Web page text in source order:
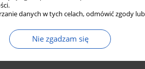
danych w tych celach, odmówić zgody
Nie zgadzam się